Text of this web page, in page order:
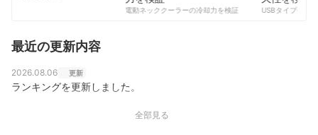
コンテンツ制作チームのプロフィール
電動ネッククーラーの冷却力を検証
USBタイプCケー
最近の更新内容
2026.08.06 更新
ランキングを更新しました。
全部見る